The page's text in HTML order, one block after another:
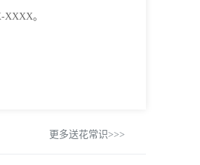
XXXX。
更多送花常识>>>